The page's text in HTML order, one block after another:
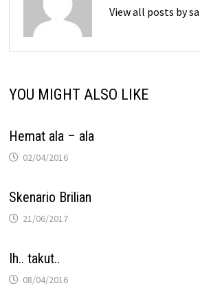
View all posts by
YOU MIGHT ALSO LIKE
Hemat ala – ala
02/04/2016
Skenario Brilian
21/06/2017
Ih.. takut..
08/04/2016